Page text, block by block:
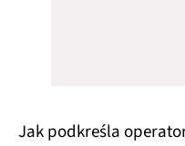
Jak podkreśla